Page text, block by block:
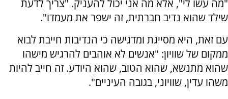
"מה עשו לי", אלא מה אני יכול להעניק. "צריך לדעת
שילד שהוא נדיב חברתית, זה ישפר את מעמדו".
עם זאת, היא מסייגת ומדגישה כי הנדיבות חייבת לבוא
ממקום של שוויון: "אנשים לא אוהבים להרגיש מישהו
שהוא מתנשא, שהוא הטוב, שהוא היודע. זה חייב להיות
משהו עדין, שוויוני, בגובה העיניים".